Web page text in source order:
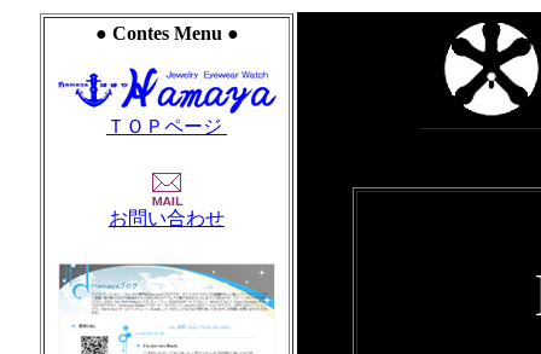
● Contes Menu ●
ＴＯＰページ
お問い合わせ